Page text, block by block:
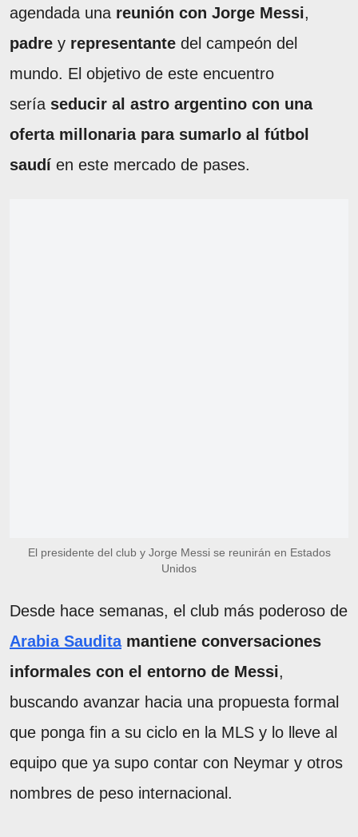
agendada una reunión con Jorge Messi,
padre y representante del campeón del
mundo. El objetivo de este encuentro
sería seducir al astro argentino con una
oferta millonaria para sumarlo al fútbol
saudí en este mercado de pases.
El presidente del club y Jorge Messi se reunirán en Estados
Unidos
Desde hace semanas, el club más poderoso de
Arabia Saudita mantiene conversaciones
informales con el entorno de Messi,
buscando avanzar hacia una propuesta formal
que ponga fin a su ciclo en la MLS y lo lleve al
equipo que ya supo contar con Neymar y otros
nombres de peso internacional.